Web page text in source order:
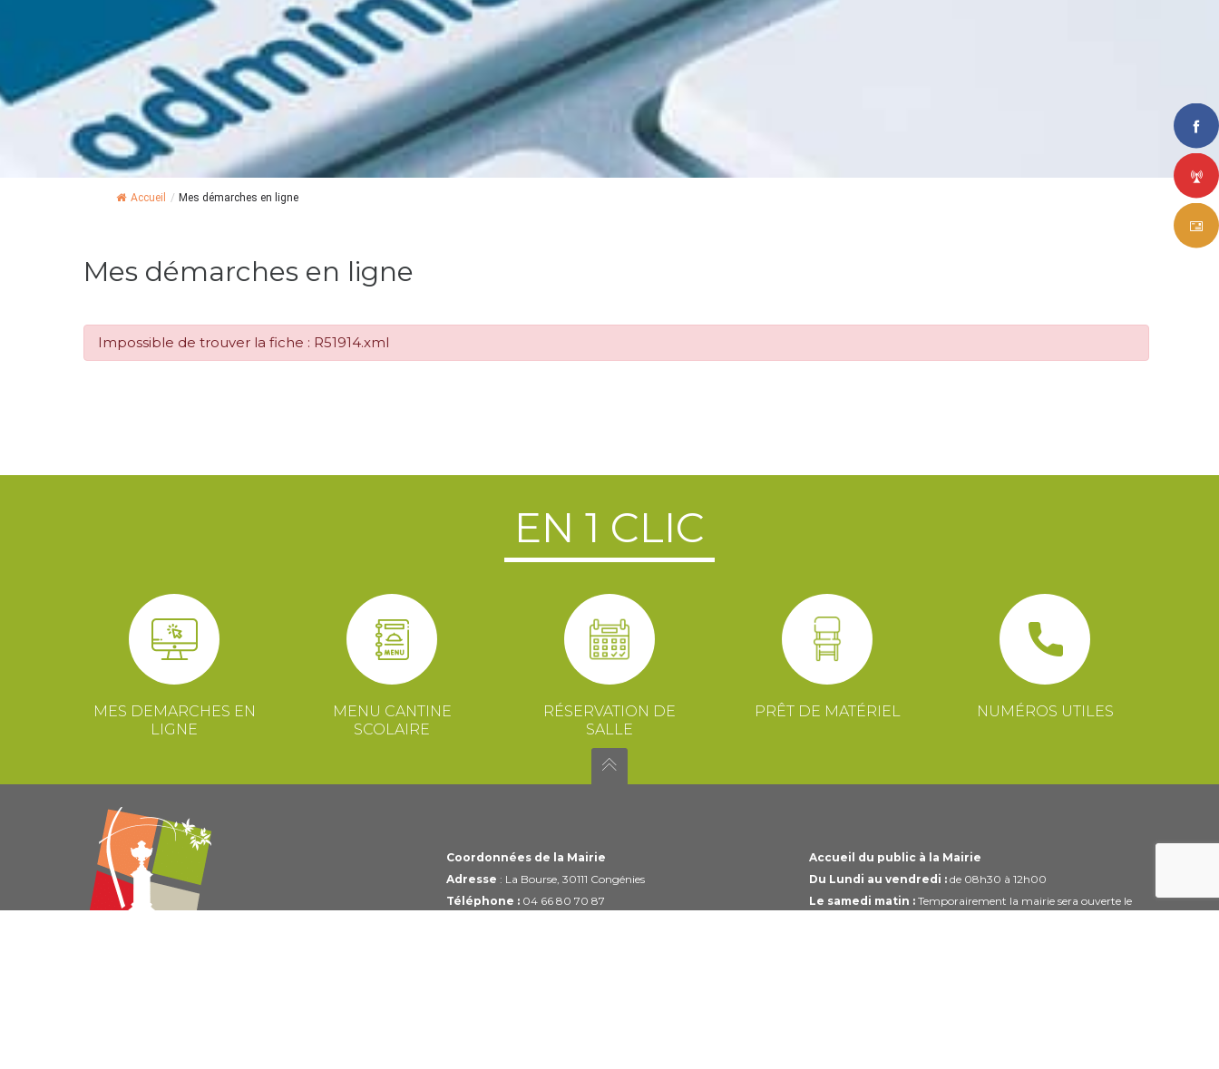
Accueil / Mes démarches en ligne
Mes démarches en ligne
Impossible de trouver la fiche : R51914.xml
EN 1 CLIC
MES DEMARCHES EN
LIGNE
MENU CANTINE
SCOLAIRE
RÉSERVATION DE
SALLE
PRÊT DE MATÉRIEL NUMÉROS UTILES
Coordonnées de la Mairie
Adresse : La Bourse, 30111 Congénies
Téléphone :04 66 80 70 87
Accueil du public à la Mairie
Du Lundi au vendredi :de 08h30 à 12h00
Le samedi matin :Temporairement la mairie sera ouverte le